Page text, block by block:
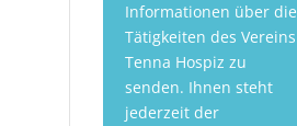
Informationen über die
Tätigkeiten des Vereins
Tenna Hospiz zu
senden. Ihnen steht
jederzeit der